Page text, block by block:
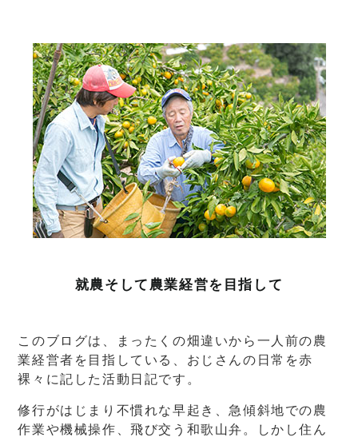
就農そして農業経営を目指して
このブログは、まったくの畑違いから一人前の農
業経営者を目指している、おじさんの日常を赤
裸々に記した活動日記です。
修行がはじまり不慣れな早起き、急傾斜地での農
作業や機械操作、飛び交う和歌山弁。しかし住ん